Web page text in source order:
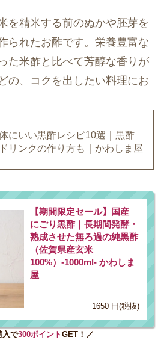
を精米する前のぬかや胚芽を
られたお酢です。栄養豊富な
た米酢と比べて芳醇な香りが
の、コクを出したい料理にお
にいい黒酢レシピ10選｜黒酢
ドリンクの作り方も｜かわしま屋
【期間限定セール】国産
にごり黒酢｜長期間発酵・
熟成させた無ろ過の純黒酢
（佐賀県産玄米
100%）-1000ml- かわしま
屋
1650 円(税抜)
入で300ポイントGET！／